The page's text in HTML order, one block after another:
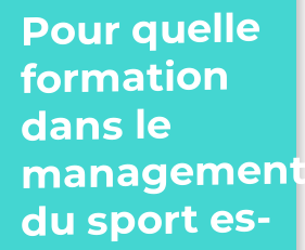
Pour quelle
formation
dans le
management
du sport es-